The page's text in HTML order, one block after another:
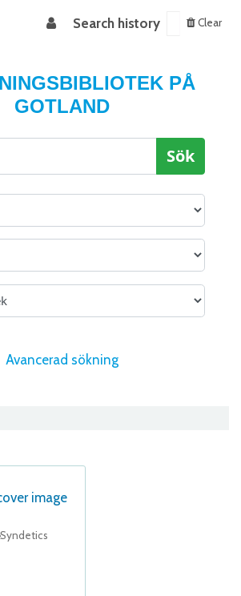
Search history Clear
PÅ
GOTLAND
Sök
Avancerad sökning